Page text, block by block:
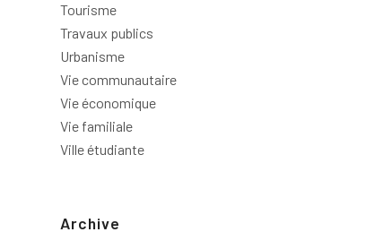
Tourisme
Travaux publics
Urbanisme
Vie communautaire
Vie économique
Vie familiale
Ville étudiante
Archive